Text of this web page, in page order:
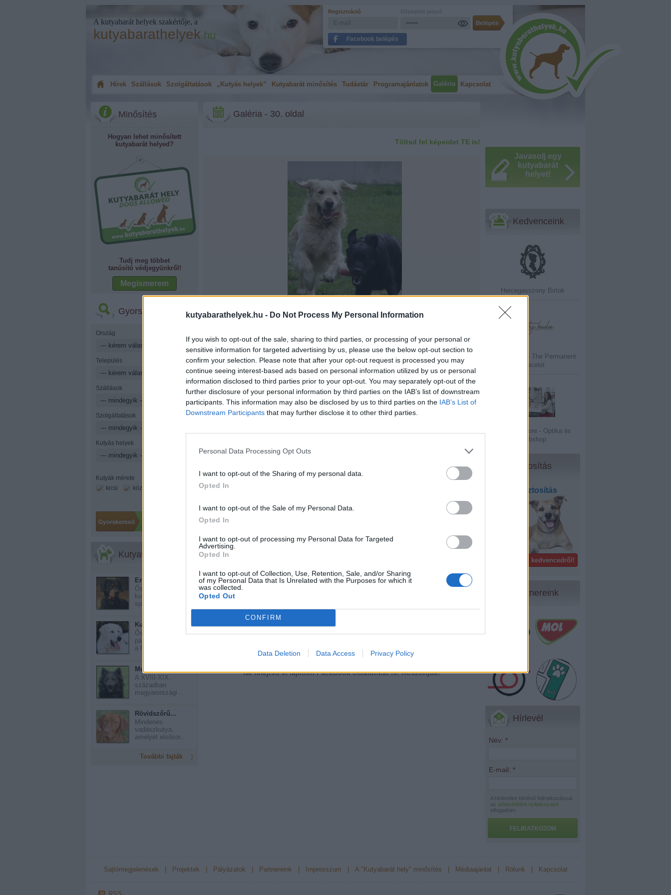
kutyabarathelyek.hu - Do Not Process My Personal Information
If you wish to opt-out of the sale, sharing to third parties, or processing of your personal or
sensitive information for targeted advertising by us, please use the below opt-out section to
confirm your selection. Please note that after your opt-out request is processed you may
continue seeing interest-based ads based on personal information utilized by us or personal
information disclosed to third parties prior to your opt-out. You may separately opt-out of the
further disclosure of your personal information by third parties on the IAB’s list of downstream
participants. This information may also be disclosed by us to third parties on the IAB’s List of
Downstream Participants that may further disclose it to other third parties.
Personal Data Processing Opt Outs
I want to opt-out of the Sharing of my personal data.
Opted In
I want to opt-out of the Sale of my Personal Data.
Opted In
I want to opt-out of processing my Personal Data for Targeted
Advertising.
Opted In
I want to opt-out of Collection, Use, Retention, Sale, and/or Sharing
of my Personal Data that Is Unrelated with the Purposes for which it
was collected.
Opted Out
CONFIRM
Data Deletion Data Access Privacy Policy
A kutyabarát helyek szakértője, a
kutyabarathelyek.hu
Regisztráció
Facebook belépés
Hírek Szállások Szolgáltatások „Kutyás helyek” Kutyabarát minősítés Tudástár Programajánlatok Galéria Kapcsolat
Minősítés
Hogyan lehet minősített
kutyabarát helyed?
Tudj meg többet
tanúsító védjegyünkről!
Megismerem
Gyorskereső
Ország
Település
Szállások
Szolgáltatások
Kutyás helyek
Kutyák mérete
kicsi
közepes
Kutyatár
Erdélyi kopó
Ősi magyar
kutyafajta, amelyet a
spec...
Kuvasz
Ősi magyar
pásztorkutya. Elődei
a hon...
Mudi
A XVIII-XIX.
században
magyarországi ...
Rövidszőrű...
Mindenes
vadászkutya,
amelyet elsősor...
További fajták
Galéria - 30. oldal
Töltsd fel képeidet TE is!
Még több Galéria ...25 26
Lájkoláshoz és a kép megosztásához kattints a képre.
Ne felejtsd el lájkolni Facebook oldalunkat is! Köszönjük!
Javasolj egy
kutyabarát
helyet!
Kedvenceink
Hercegasszony Birtok
Infinity Buda - The Permanent
Bracelet
Eyewear Store - Optika ès
Webshop
Biztosítás
Kisállat biztosítás
Gondoskodj kedvencedről!
Partnereink
Hírlevél
Név: *
E-mail: *
A hírlevélre történő feliratkozással
az adatvédelmi nyilatkozatot
elfogadom.
FELIRATKOZOM
Sajtómegjelenések Projektek Pályázatok Partnereink Impresszum A "Kutyabarát hely" minősítés Médiaajánlat| Rólunk Kapcsolat